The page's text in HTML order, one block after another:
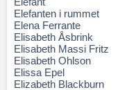
Elefanten i rummet
Elena Ferrante
Elisabeth Åsbrink
Elisabeth Massi Fritz
Elisabeth Ohlson
Elissa Epel
Elizabeth Blackburn